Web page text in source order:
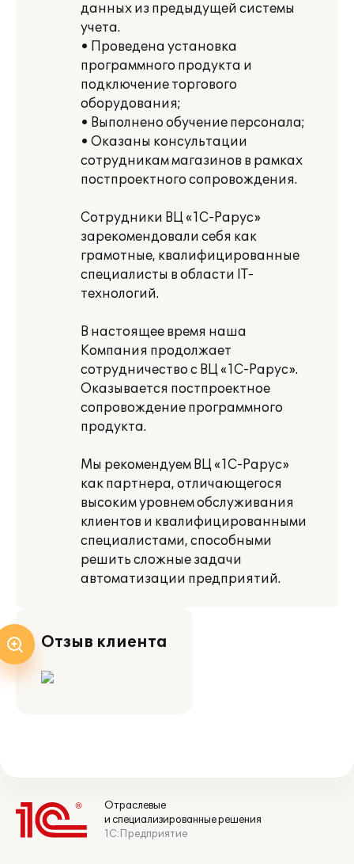
данных из предыдущей системы
учета.
• Проведена установка
программного продукта и
подключение торгового
оборудования;
• Выполнено обучение персонала;
• Оказаны консультации
сотрудникам магазинов в рамках
постпроектного сопровождения.
Сотрудники ВЦ «1С-Рарус»
зарекомендовали себя как
грамотные, квалифицированные
специалисты в области IT-
технологий.
В настоящее время наша
Компания продолжает
сотрудничество с ВЦ «1С-Рарус».
Оказывается постпроектное
сопровождение программного
продукта.
Мы рекомендуем ВЦ «1С-Рарус»
как партнера, отличающегося
высоким уровнем обслуживания
клиентов и квалифицированными
специалистами, способными
решить сложные задачи
автоматизации предприятий.
Отзыв клиента
Отраслевые
и специализированные решения
1С:Предприятие